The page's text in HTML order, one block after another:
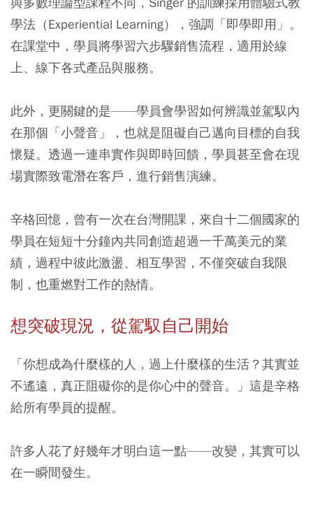
學法（Experiential Learning），強調「即學即用」。
在課堂中，學員將學習六步驟銷售流程，適用於線
上、線下各式產品與服務。
此外，更關鍵的是——學員會學習如何辨識並駕馭內
在那個「小聲音」，也就是阻礙自己邁向目標的自我
懷疑。透過一連串實作與即時回饋，學員甚至會在現
場實際致電潛在客戶，進行銷售演練。
辛格回憶，曾有一次在台灣開課，來自十二個國家的
學員在短短十分鐘內共同創造超過一千萬美元的業
績，過程中彼此激盪、相互學習，不僅突破自我限
制，也重燃對工作的熱情。
想突破現況，從駕馭自己開始
「你想成為什麼樣的人，過上什麼樣的生活？其實並
不遙遠，真正阻礙你的是你心中的聲音。」這是辛格
給所有學員的提醒。
許多人花了好幾年才明白這一點——改變，其實可以
在一瞬間發生。